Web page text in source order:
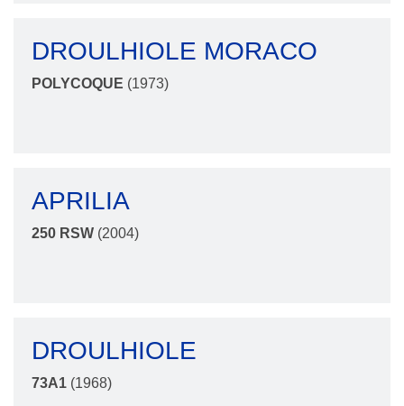
DROULHIOLE MORACO
POLYCOQUE (1973)
APRILIA
250 RSW (2004)
DROULHIOLE
73A1 (1968)